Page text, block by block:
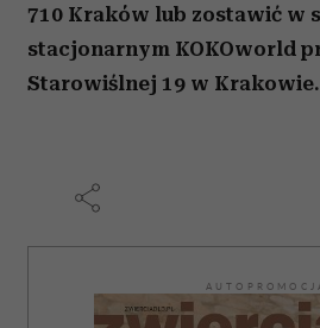
710 Kraków lub zostawić w
stacjonarnym KOKOworld
Starowiślnej 19 w Krakowie.